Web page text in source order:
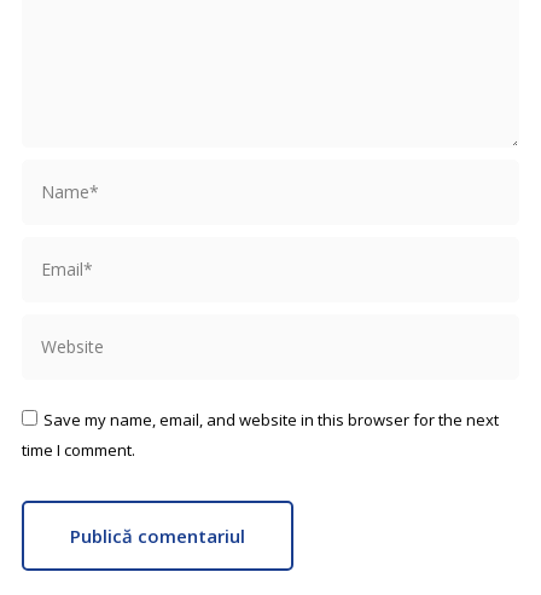
Save my name, email, and website in this browser for the next
time I comment.
Publică comentariul